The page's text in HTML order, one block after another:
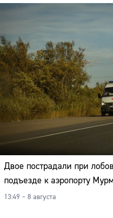
Двое пострадали при
подъезде к аэропорту
13:49 – 8 августа